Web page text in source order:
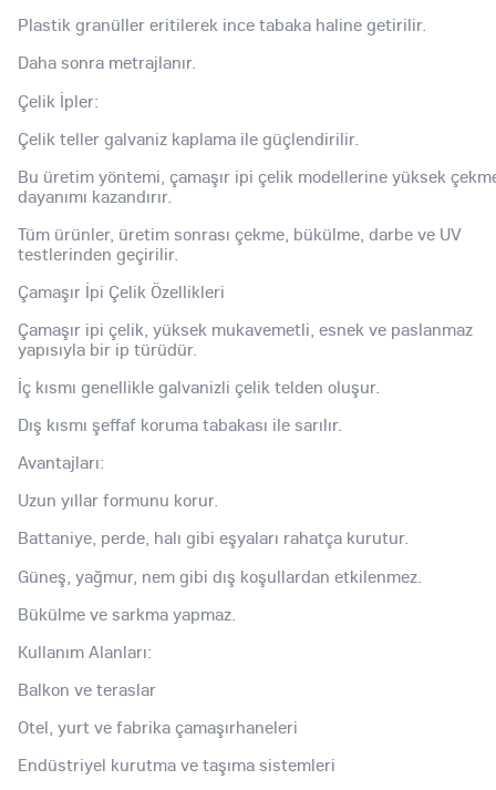
Plastik granüller eritilerek ince tabaka haline getirilir.
Daha sonra metrajlanır.
Çelik İpler:
Çelik teller galvaniz kaplama ile güçlendirilir.
Bu üretim yöntemi, çamaşır ipi çelik modellerine yüksek
dayanımı kazandırır.
Tüm ürünler, üretim sonrası çekme, bükülme, darbe ve UV
testlerinden geçirilir.
Çamaşır İpi Çelik Özellikleri
Çamaşır ipi çelik, yüksek mukavemetli, esnek ve paslanmaz
yapısıyla bir ip türüdür.
İç kısmı genellikle galvanizli çelik telden oluşur.
Dış kısmı şeffaf koruma tabakası ile sarılır.
Avantajları:
Uzun yıllar formunu korur.
Battaniye, perde, halı gibi eşyaları rahatça kurutur.
Güneş, yağmur, nem gibi dış koşullardan etkilenmez.
Bükülme ve sarkma yapmaz.
Kullanım Alanları:
Balkon ve teraslar
Otel, yurt ve fabrika çamaşırhaneleri
Endüstriyel kurutma ve taşıma sistemleri